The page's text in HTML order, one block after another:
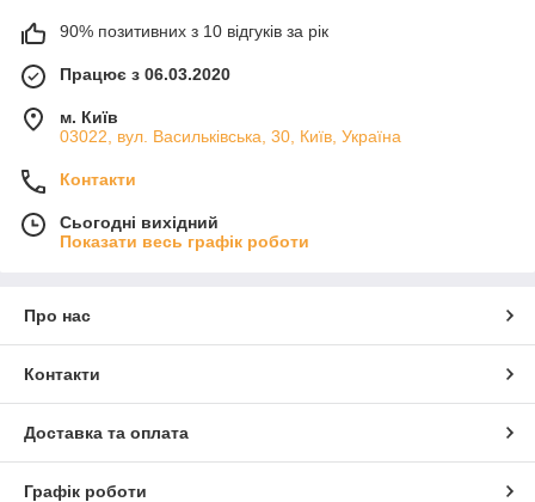
90% позитивних з 10 відгуків за рік
Працює з 06.03.2020
м. Київ
03022, вул. Васильківська, 30, Київ, Україна
Контакти
Сьогодні вихідний
Показати весь графік роботи
Про нас
Контакти
Доставка та оплата
Графік роботи